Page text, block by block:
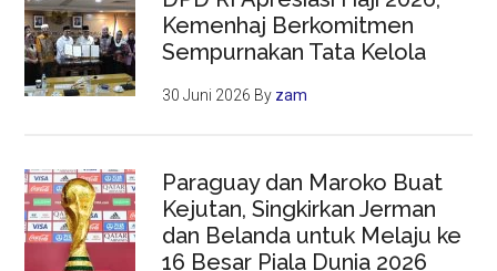
Kemenhaj Berkomitmen
Sempurnakan Tata Kelola
30 Juni 2026 By zam
Paraguay dan Maroko Buat
Kejutan, Singkirkan Jerman
dan Belanda untuk Melaju ke
16 Besar Piala Dunia 2026